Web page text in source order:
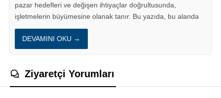
pazar hedefleri ve değişen ihtiyaçlar doğrultusunda,
işletmelerin büyümesine olanak tanır. Bu yazıda, bu alanda
faaliyet...
DEVAMINI OKU →
Ziyaretçi Yorumları